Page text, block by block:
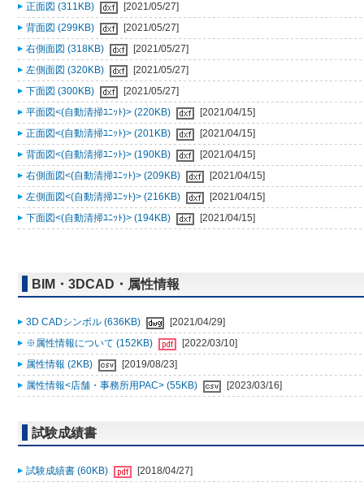
正面図 (311KB)
[2021/05/27]
背面図 (299KB)
[2021/05/27]
右側面図 (318KB)
[2021/05/27]
左側面図 (320KB)
[2021/05/27]
下面図 (300KB)
[2021/05/27]
平面図<(自動清掃ﾕﾆｯﾄ)> (220KB)
[2021/04/15]
正面図<(自動清掃ﾕﾆｯﾄ)> (201KB)
[2021/04/15]
背面図<(自動清掃ﾕﾆｯﾄ)> (190KB)
[2021/04/15]
右側面図<(自動清掃ﾕﾆｯﾄ)> (209KB)
[2021/04/15]
左側面図<(自動清掃ﾕﾆｯﾄ)> (216KB)
[2021/04/15]
下面図<(自動清掃ﾕﾆｯﾄ)> (194KB)
[2021/04/15]
BIM・3DCAD・属性情報
3D CADシンボル (636KB)
[2021/04/29]
※属性情報について (152KB)
[2022/03/10]
属性情報 (2KB)
[2019/08/23]
属性情報<店舗・事務所用PAC> (55KB)
[2023/03/16]
試験成績書
試験成績書 (60KB) [2018/04/27]